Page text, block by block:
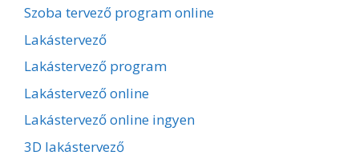
Szoba tervező program online
Lakástervező
Lakástervező program
Lakástervező online
Lakástervező online ingyen
3D lakástervező